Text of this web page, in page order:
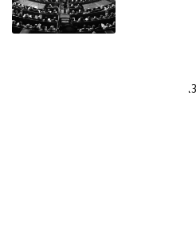
وتابع البيان، أن “درجات الحرارة العظمى ليوم غدٍ الثلاثاء في جميع محافظات العراق، كالتالي: دهوك 29، السليمانية 30،